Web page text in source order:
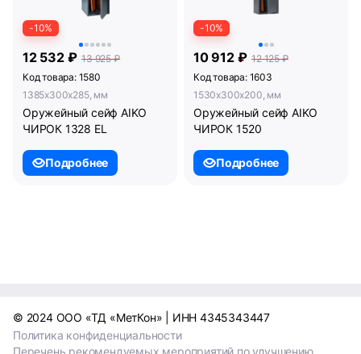
-10%
12 532 ₽ 13 925 ₽
Код товара: 1580
1385x300x285, мм
Оружейный сейф AIKO
ЧИРОК 1328 EL
Подробнее
-10%
10 912 ₽ 12 125 ₽
Код товара: 1603
1530x300x200, мм
Оружейный сейф AIKO
ЧИРОК 1520
Подробнее
© 2024 ООО «ТД «МетКон» | ИНН 4345343447
Политика конфиденциальности
Перечень рекомендуемых мероприятий по улучшению